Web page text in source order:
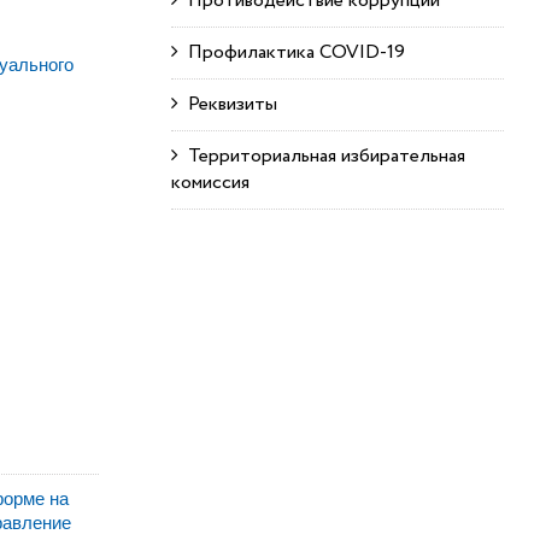
на
Профилактика COVID-19
Реквизиты
Территориальная избирательная
комиссия